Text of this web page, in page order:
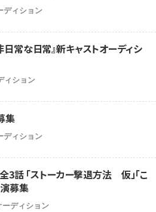
ィション
常な日常』新キャストオーディシ
ィション
集
ィション
話 「ストーカー撃退方法 仮」「こ
募集
ディション